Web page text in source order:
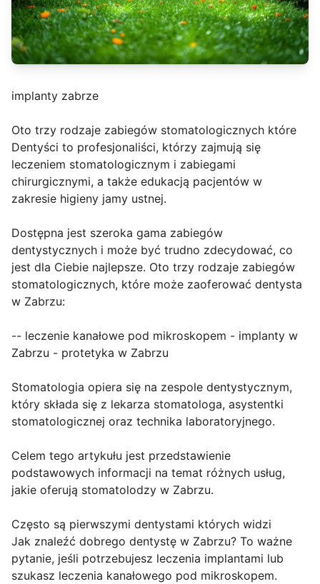
implanty zabrze
Oto trzy rodzaje zabiegów stomatologicznych które
Dentyści to profesjonaliści, którzy zajmują się
leczeniem stomatologicznym i zabiegami
chirurgicznymi, a także edukacją pacjentów w
zakresie higieny jamy ustnej.
Dostępna jest szeroka gama zabiegów
dentystycznych i może być trudno zdecydować, co
jest dla Ciebie najlepsze. Oto trzy rodzaje zabiegów
stomatologicznych, które może zaoferować dentysta
w Zabrzu:
-- leczenie kanałowe pod mikroskopem - implanty w
Zabrzu - protetyka w Zabrzu
Stomatologia opiera się na zespole dentystycznym,
który składa się z lekarza stomatologa, asystentki
stomatologicznej oraz technika laboratoryjnego.
Celem tego artykułu jest przedstawienie
podstawowych informacji na temat różnych usług,
jakie oferują stomatolodzy w Zabrzu.
Często są pierwszymi dentystami których widzi
Jak znaleźć dobrego dentystę w Zabrzu? To ważne
pytanie, jeśli potrzebujesz leczenia implantami lub
szukasz leczenia kanałowego pod mikroskopem.